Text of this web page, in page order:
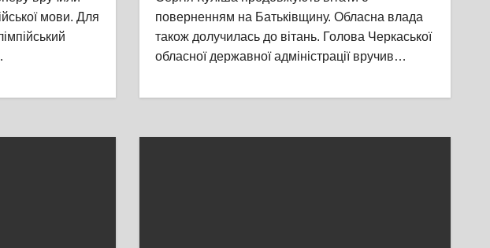
мови. Для
поверненням на Батьківщину. Обласна влада
також долучилась до вітань. Голова Черкаської
обласної державної адміністрації вручив…